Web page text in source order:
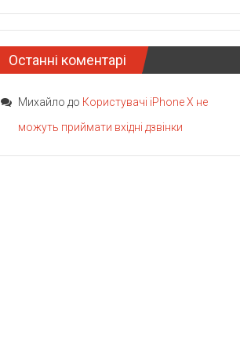
Останні коментарі
Михайло до Користувачі iPhone X не
можуть приймати вхідні дзвінки